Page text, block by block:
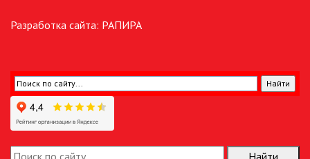
ЭЛЕКТРОУСТАНОВОЧНЫЕ
Разработка сайта: РАПИРА
Найти